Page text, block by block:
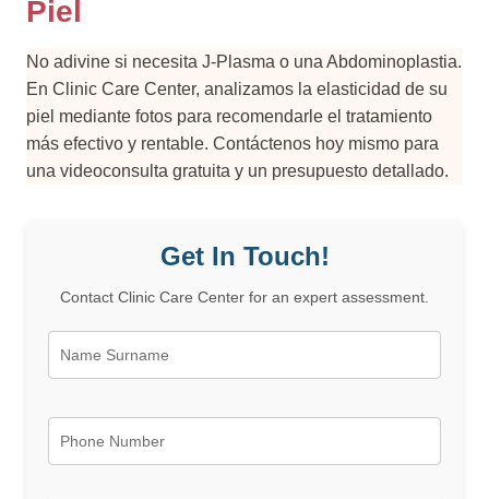
Piel
No adivine si necesita J-Plasma o una Abdominoplastia.
En Clinic Care Center, analizamos la elasticidad de su
piel mediante fotos para recomendarle el tratamiento
más efectivo y rentable. Contáctenos hoy mismo para
una videoconsulta gratuita y un presupuesto detallado.
Get In Touch!
Contact Clinic Care Center for an expert assessment.